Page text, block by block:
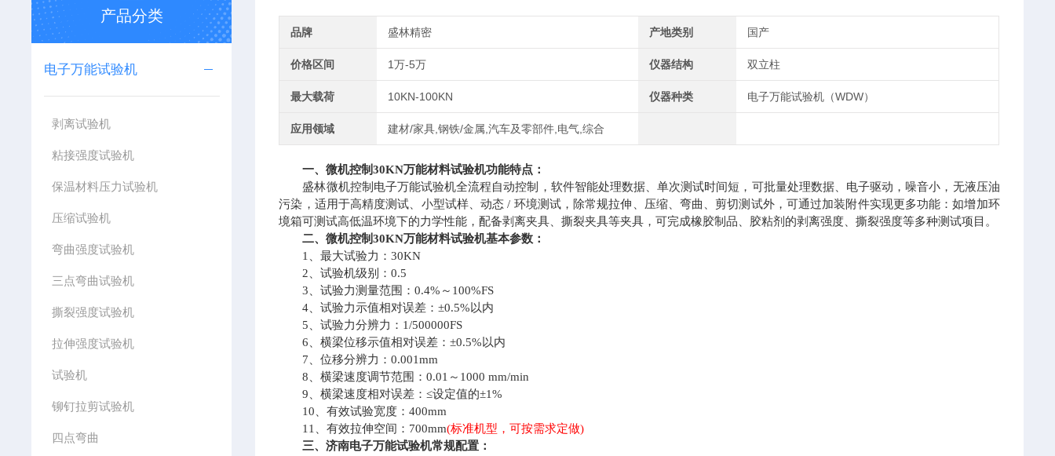
产品分类
电子万能试验机
剥离试验机
粘接强度试验机
保温材料压力试验机
压缩试验机
弯曲强度试验机
三点弯曲试验机
撕裂强度试验机
拉伸强度试验机
试验机
铆钉拉剪试验机
四点弯曲
品牌 盛林精密 产地类别 国产
价格区间 1万-5万 仪器结构 双立柱
最大载荷 10KN-100KN 仪器种类 电子万能试验机（WDW）
应用领域 建材/家具,钢铁/金属,汽车及零部件,电气,综合
一、微机控制30KN万能材料试验机功能特点：
盛林微机控制电子万能试验机全流程自动控制，软件智能处理数据、单次测试时间短，可批量处理数据、电子驱动，噪音小，无液压油
污染，适用于高精度测试、小型试样、动态 / 环境测试，除常规拉伸、压缩、弯曲、剪切测试外，可通过加装附件实现更多功能：如增加环
境箱可测试高低温环境下的力学性能，配备剥离夹具、撕裂夹具等夹具，可完成橡胶制品、胶粘剂的剥离强度、撕裂强度等多种测试项目。
二、微机控制30KN万能材料试验机基本参数：
1、最大试验力：30KN
2、试验机级别：0.5
3、试验力测量范围：0.4%～100%FS
4、试验力示值相对误差：±0.5%以内
5、试验力分辨力：1/500000FS
6、横梁位移示值相对误差：±0.5%以内
7、位移分辨力：0.001mm
8、横梁速度调节范围：0.01～1000 mm/min
9、横梁速度相对误差：≤设定值的±1%
10、有效试验宽度：400mm
11、有效拉伸空间：700mm(标准机型，可按需求定做)
三、济南电子万能试验机常规配置：